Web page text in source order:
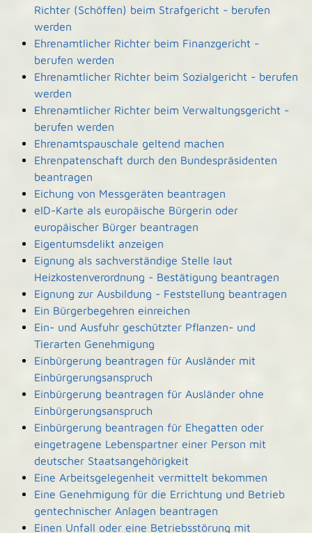
Richter (Schöffen) beim Strafgericht - berufen
werden
Ehrenamtlicher Richter beim Finanzgericht -
berufen werden
Ehrenamtlicher Richter beim Sozialgericht - berufen
werden
Ehrenamtlicher Richter beim Verwaltungsgericht -
berufen werden
Ehrenamtspauschale geltend machen
Ehrenpatenschaft durch den Bundespräsidenten
beantragen
Eichung von Messgeräten beantragen
eID-Karte als europäische Bürgerin oder
europäischer Bürger beantragen
Eigentumsdelikt anzeigen
Eignung als sachverständige Stelle laut
Heizkostenverordnung - Bestätigung beantragen
Eignung zur Ausbildung - Feststellung beantragen
Ein Bürgerbegehren einreichen
Ein- und Ausfuhr geschützter Pflanzen- und
Tierarten Genehmigung
Einbürgerung beantragen für Ausländer mit
Einbürgerungsanspruch
Einbürgerung beantragen für Ausländer ohne
Einbürgerungsanspruch
Einbürgerung beantragen für Ehegatten oder
eingetragene Lebenspartner einer Person mit
deutscher Staatsangehörigkeit
Eine Arbeitsgelegenheit vermittelt bekommen
Eine Genehmigung für die Errichtung und Betrieb
gentechnischer Anlagen beantragen
Einen Unfall oder eine Betriebsstörung mit